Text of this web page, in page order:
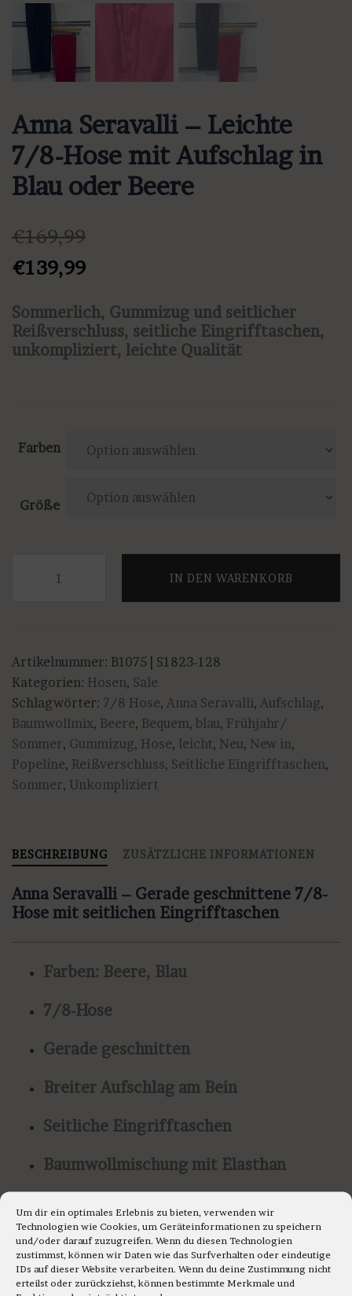
Um dir ein optimales Erlebnis zu bieten, verwenden wir
Technologien wie Cookies, um Geräteinformationen zu speichern
und/oder darauf zuzugreifen. Wenn du diesen Technologien
zustimmst, können wir Daten wie das Surfverhalten oder eindeutige
IDs auf dieser Website verarbeiten. Wenn du deine Zustimmung nicht
erteilst oder zurückziehst, können bestimmte Merkmale und
Anna Seravalli – Leichte
7/8-Hose mit Aufschlag in
Blau oder Beere
€169,99
Ursprünglicher
war:
€169,99
€139,99Aktueller
ist:
€139,99.
Sommerlich, Gummizug und seitlicher
Reißverschluss, seitliche Eingrifftaschen,
unkompliziert, leichte Qualität
Farben
Größe
Seravalli
Hose
mit
Aufschlag
in
Blau
oder
Beere
IN DEN WARENKORB
Artikelnummer: B1075 | S1823-128
Kategorien: Hosen, Sale
Schlagwörter: 7/8 Hose, Anna Seravalli, Aufschlag,
Baumwollmix, Beere, Bequem, blau, Frühjahr/
Sommer, Gummizug, Hose, leicht, Neu, New in,
Popeline, Reißverschluss, Seitliche Eingrifftaschen,
Sommer, Unkompliziert
BESCHREIBUNG ZUSÄTZLICHE INFORMATIONEN
Anna Seravalli – Gerade geschnittene 7/8-
Hose mit seitlichen Eingrifftaschen
Farben: Beere, Blau
7/8-Hose
Gerade geschnitten
Breiter Aufschlag am Bein
Seitliche Eingrifftaschen
Baumwollmischung mit Elasthan
Popeline-Material
Taillenbund mit Gummizug